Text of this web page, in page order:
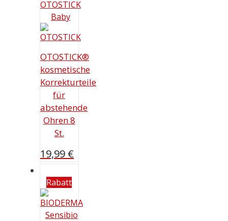
OTOSTICK®
kosmetische
Korrekturteile
für
abstehende
Ohren 8
St.
19,99 €
Rabatt